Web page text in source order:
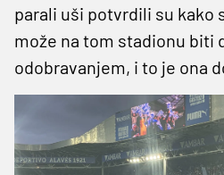
parali uši potvrdili su kako
može na tom stadionu biti
odobravanjem, i to je ona